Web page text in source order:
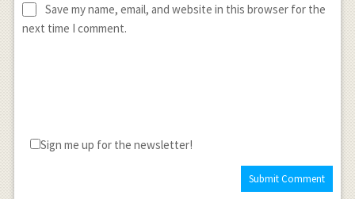
Save my name, email, and website in this browser for the
next time I comment.
Sign me up for the newsletter!